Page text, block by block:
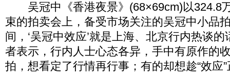
吴冠中《香港夜景》(68×69cm)以324.8
束的拍卖会上，备受市场关注的吴冠中小品
间，‘吴冠中效应’就是上海、北京行内热谈
者表示，行内人士心态各异，手中有原作的
拍，想看定了行情再行事；有的却想趁“效应